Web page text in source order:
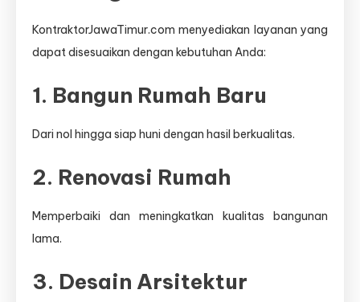
KontraktorJawaTimur.com menyediakan layanan yang
dapat disesuaikan dengan kebutuhan Anda:
1. Bangun Rumah Baru
Dari nol hingga siap huni dengan hasil berkualitas.
2. Renovasi Rumah
Memperbaiki dan meningkatkan kualitas bangunan
lama.
3. Desain Arsitektur